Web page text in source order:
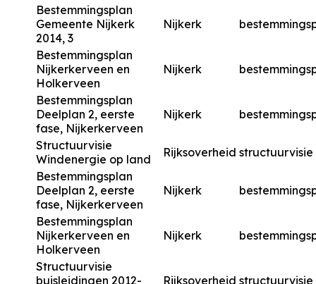
Bestemmingsplan
Gemeente Nijkerk
2014, 3
Nijkerk
Bestemmingsplan
Nijkerkerveen en
Holkerveen
Nijkerk
Bestemmingsplan
Deelplan 2, eerste
fase, Nijkerkerveen
Nijkerk
Structuurvisie
Windenergie op land
Rijksoverheid structuurvisie
Bestemmingsplan
Deelplan 2, eerste
fase, Nijkerkerveen
Nijkerk
Bestemmingsplan
Nijkerkerveen en
Holkerveen
Nijkerk
Structuurvisie
buisleidingen 2012-
Rijksoverheid structuurvisie